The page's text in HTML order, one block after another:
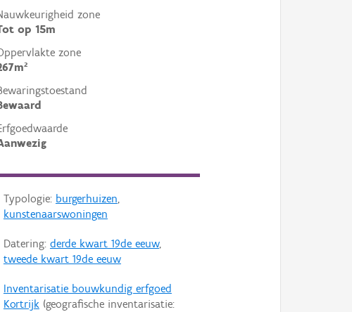
zone
op 15m
zone
Typologie: burgerhuizen,
kunstenaarswoningen
Datering: derde kwart 19de eeuw,
tweede kwart 19de eeuw
Inventarisatie bouwkundig erfgoed
Kortrijk(geografische inventarisatie: